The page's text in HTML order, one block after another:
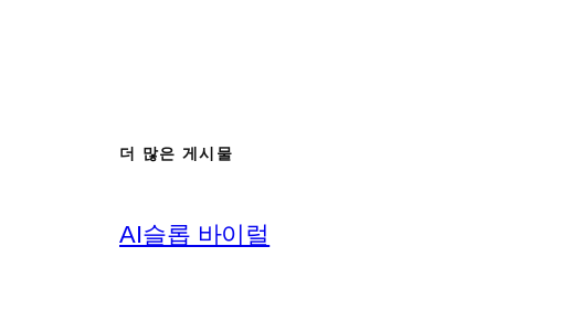
더 많은 게시물
AI슬롭 바이럴